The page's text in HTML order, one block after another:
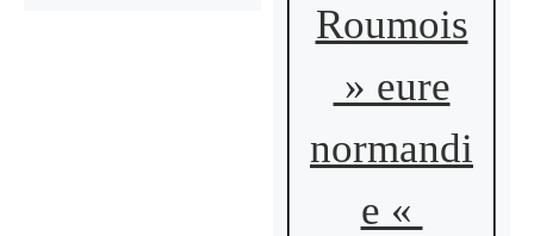
Roumois
» eure
normandi
e «